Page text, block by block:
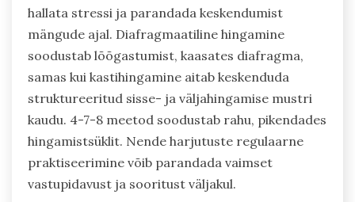
hallata stressi ja parandada keskendumist
mängude ajal. Diafragmaatiline hingamine
soodustab lõõgastumist, kaasates diafragma,
samas kui kastihingamine aitab keskenduda
struktureeritud sisse- ja väljahingamise mustri
kaudu. 4-7-8 meetod soodustab rahu, pikendades
hingamistsüklit. Nende harjutuste regulaarne
praktiseerimine võib parandada vaimset
vastupidavust ja sooritust väljakul.